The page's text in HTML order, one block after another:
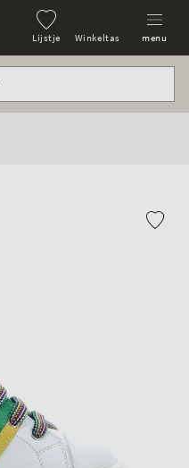
Lijstje Winkeltas menu